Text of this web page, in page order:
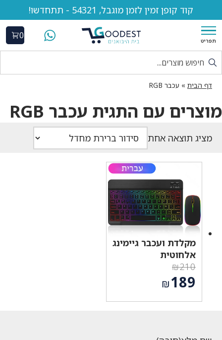
קוד קופן זמין לזמן מוגבל, 54321 - תתחדשו!
תפריט
0
דף הבית » עכבר RGB
מוצרים עם התגית עכבר RGB
מציג תוצאה אחת
מקלדת ועכבר גיימינג
אלחוטית
₪210
המחיר
המקורי
היה:
₪189